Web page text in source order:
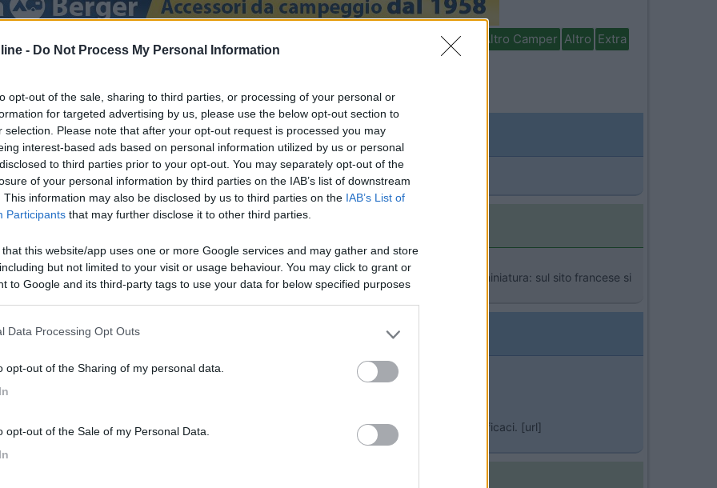
- Do Not Process My Personal Information
opt-out of the sale, sharing to third parties, or processing of your personal or
for targeted advertising by us, please use the below opt-out section to
selection. Please note that after your opt-out request is processed you may
interest-based ads based on personal information utilized by us or personal
to third parties prior to your opt-out. You may separately opt-out of the
of your personal information by third parties on the IAB’s list of downstream
This information may also be disclosed by us to third parties on the IAB’s List of
Participants that may further disclose it to other third parties.
that this website/app uses one or more Google services and may gather and store
but not limited to your visit or usage behaviour. You may click to grant or
to Google and its third-party tags to use your data for below specified purposes
Data Processing Opt Outs
opt-out of the Sharing of my personal data.
opt-out of the Sale of my Personal Data.
In camper per Altro Camper Altro Extra
< 1 >
di VR. Qualcuno li conosce?? Le pelli non centrano[:D][:D] Gigi
adesso [:D] e comunque belli questi oscuranti, almeno da quello che si puà evincere dalla miniatura: sul sito francese si
Viktor
questo forum su
particolare su questo indirizzo si possono notare questi oscuranti molto belli e (sembra) efficaci. [url]
Molto cordialmente Gigi